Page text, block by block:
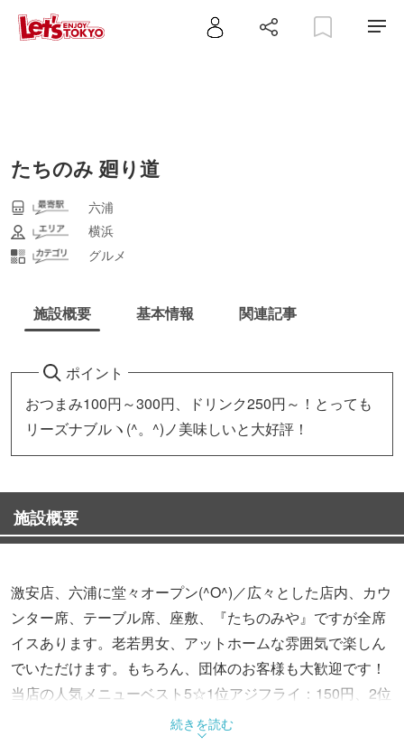
たちのみ 廻り道
六浦
横浜
グルメ
施設概要 基本情報 関連記事
ポイント
おつまみ100円～300円、ドリンク250円～！とっても
リーズナブルヽ(^。^)ノ美味しいと大好評！
施設概要
激安店、六浦に堂々オープン(^O^)／広々とした店内、カウ
ンター席、テーブル席、座敷、『たちのみや』ですが全席
イスあります。老若男女、アットホームな雰囲気で楽しん
でいただけます。もちろん、団体のお客様も大歓迎です！
当店の人気メニューベスト5☆1位アジフライ：150円、2位
モツ煮込：250円、3位ホルモン焼：300円、4位ピリ辛ウイ
ンナー：250円、5位馬刺し：300円 その他、美味しいメ
続きを読む